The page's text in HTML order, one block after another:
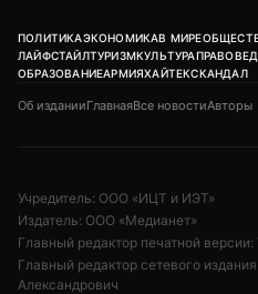
ПОЛИТИКАЭКОНОМИКАВ МИРЕ
ЛАЙФСТАЙЛТУРИЗМКУЛЬТУРАПРАВОВЕД
ОБРАЗОВАНИЕАРМИЯХАЙТЕКСКАНДАЛ
Об изданииГлавнаяВсе новостиАвторы
Учредитель: ООО «ИЦТ и ИЭТ»
Издатель: ООО «Медианет»
Главный редактор печатной
Главный редактор сетевого
Александрович